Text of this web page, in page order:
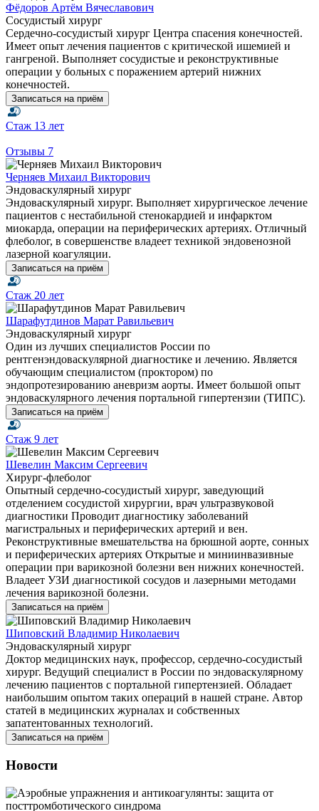
Фёдоров Артём Вячеславович
Сосудистый хирург
Сердечно-сосудистый хирург Центра спасения конечностей.
Имеет опыт лечения пациентов с критической ишемией и
гангреной. Выполняет сосудистые и реконструктивные
операции у больных с поражением артерий нижних
конечностей.
Записаться на приём
Стаж 13 лет
Отзывы 7
Черняев Михаил Викторович
Эндоваскулярный хирург
Эндоваскулярный хирург. Выполняет хирургическое лечение
пациентов с нестабильной стенокардией и инфарктом
миокарда, операции на периферических артериях. Отличный
флеболог, в совершенстве владеет техникой эндовенозной
лазерной коагуляции.
Записаться на приём
Стаж 20 лет
Шарафутдинов Марат Равильевич
Эндоваскулярный хирург
Один из лучших специалистов России по
рентгенэндоваскулярной диагностике и лечению. Является
обучающим специалистом (проктором) по
эндопротезированию аневризм аорты. Имеет большой опыт
эндоваскулярного лечения портальной гипертензии (ТИПС).
Записаться на приём
Стаж 9 лет
Шевелин Максим Сергеевич
Хирург-флеболог
Опытный сердечно-сосудистый хирург, заведующий
отделением сосудистой хирургии, врач ультразвуковой
диагностики Проводит диагностику заболеваний
магистральных и периферических артерий и вен.
Реконструктивные вмешательства на брюшной аорте, сонных
и периферических артериях Открытые и миниинвазивные
операции при варикозной болезни вен нижних конечностей.
Владеет УЗИ диагностикой сосудов и лазерными методами
лечения варикозной болезни.
Записаться на приём
Шиповский Владимир Николаевич
Эндоваскулярный хирург
Доктор медицинских наук, профессор, сердечно-сосудистый
хирург. Ведущий специалист в России по эндоваскулярному
лечению пациентов с портальной гипертензией. Обладает
наибольшим опытом таких операций в нашей стране. Автор
статей в медицинских журналах и собственных
запатентованных технологий.
Записаться на приём
Новости